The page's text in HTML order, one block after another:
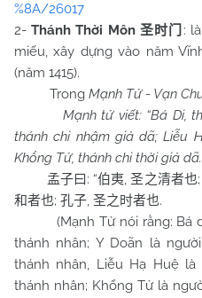
%8A/26017
2-Thánh Thời Môn 圣时门 :
miếu, xây dựng vào năm
(năm 1415).
Trong Mạnh Tử - Vạn
Mạnh tử viết: “Bá Di,
thánh chi nhậm giả dã; Liễu
Khổng Tử, thánh chi thời giả dã.
孟子曰 : “伯夷,圣之清者也;
和者也; 孔子, 圣之时者也.
(Mạnh Tử nói rằng: Bá di
thánh nhân; Y Doãn là
thánh nhân, Liễu Hạ Huệ
thánh nhân; Khổng Tử là